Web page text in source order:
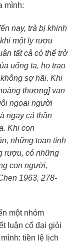
mình:
nay, trà bị khinh
một ly rượu
tất cả có thể trở
uống ta, họ trao
sợ hãi. Khi
thượng] vạn
ngoai người
ngay cả thần
Khi con
, những toan tính
rượu, có những
con người,
1963, 278-
một nhóm
luận cổ đại giỏi
tiền lệ lịch